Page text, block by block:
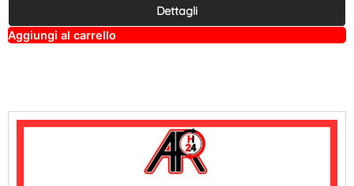
Dettagli
Aggiungi al carrello
lt
ti
v